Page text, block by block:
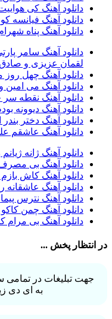
امین فیاض39
حامد همایون38
بهنام صفوی38
شادمهر عقیلی
پیوند36
راغب36
رضا شیری36
علی زند وکیلی35
علی عباسی33
علی زارعی33
علی ارشدی33
سینا شعبانخانی32
سیامک عباسی
حمید هیراد32
شهرام شکوهی32
امین رستمی31
احمد صفایی31
یاسر محمودی31
امو بند31
حجت درولی31
رضایا31
29
دانلود آهنگ کی
دانلود آهنگ فیانسه
دانلود آهنگ پناه
دانلود آهنگ سامر
لقمان عزیزی و
دانلود آهنگ چهل
دانلود آهنگ می امین
دانلود آهنگ نقطه
دانلود آهنگ دیوونه
دانلود آهنگ دختر
دانلود آهنگ عاشقم
دانلود آهنگ ژانه
دانلود آهنگ بی
دانلود آهنگ کاش
دانلود آهنگ
دانلود آهنگ نترس
دانلود آهنگ چمن کاکو
دانلود آهنگ بی
در انتظار پخش ...
جهت تبلیغات در
به ای دی